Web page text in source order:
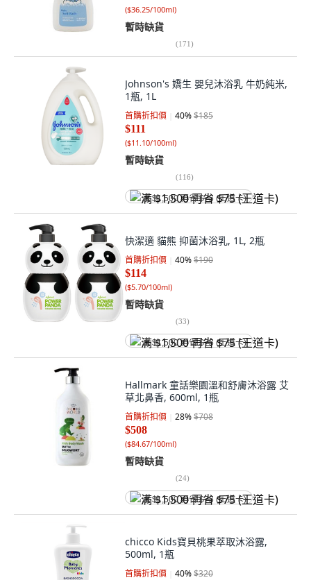
($36.25/100ml)
暫時缺貨
(171)
Johnson's 嬌生 嬰兒沐浴乳 牛奶純米,
1瓶, 1L
首購折扣價 40%$185
$111
($11.10/100ml)
暫時缺貨
(116)
满 $1,500 再省 $75 (王道卡)
快潔適 貓熊 抑菌沐浴乳, 1L, 2瓶
首購折扣價 40%$190
$114
($5.70/100ml)
暫時缺貨
(33)
满 $1,500 再省 $75 (王道卡)
Hallmark 童話樂園溫和舒膚沐浴露 艾
草北鼻香, 600ml, 1瓶
首購折扣價 28%$708
$508
($84.67/100ml)
暫時缺貨
(24)
满 $1,500 再省 $75 (王道卡)
chicco Kids寶貝桃果萃取沐浴露,
500ml, 1瓶
首購折扣價 40%$320